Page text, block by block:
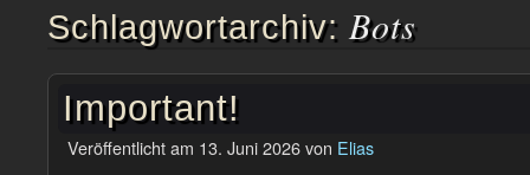
Schlagwortarchiv: Bots
Important!
Veröffentlicht am 13. Juni 2026von Elias